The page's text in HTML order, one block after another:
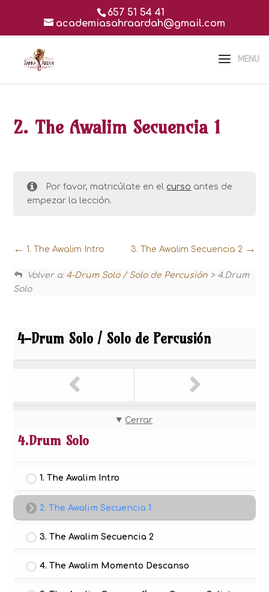
657 51 54 41
academiasahraardah@gmail.com
2. The Awalim Secuencia 1
Por favor, matricúlate en el curso antes de
empezar la lección.
1. The Awalim Intro 3. The Awalim Secuencia 2
Volver a: 4-Drum Solo / Solo de Percusión > 4.Drum
Solo
4-Drum Solo / Solo de Percusión
Cerrar
4.Drum Solo
1. The Awalim Intro
2. The Awalim Secuencia 1
3. The Awalim Secuencia 2
4. The Awalim Momento Descanso